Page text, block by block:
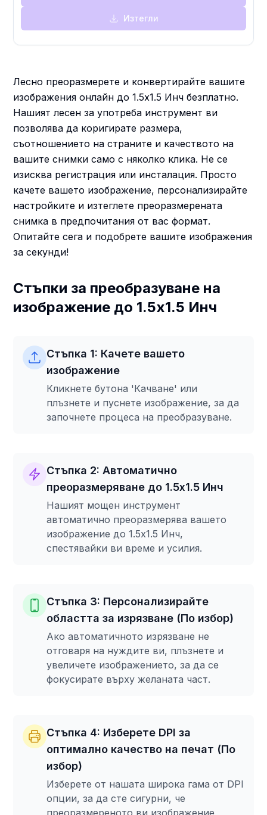
Изтегли
Лесно преоразмерете и конвертирайте вашите
изображения онлайн до 1.5x1.5 Инч безплатно.
Нашият лесен за употреба инструмент ви
позволява да коригирате размера,
съотношението на страните и качеството на
вашите снимки само с няколко клика. Не се
изисква регистрация или инсталация. Просто
качете вашето изображение, персонализирайте
настройките и изтеглете преоразмерената
снимка в предпочитания от вас формат.
Опитайте сега и подобрете вашите изображения
за секунди!
Стъпки за преобразуване на
изображение до 1.5x1.5 Инч
Стъпка 1: Качете вашето
изображение
Кликнете бутона 'Качване' или
плъзнете и пуснете изображение, за да
започнете процеса на преобразуване.
Стъпка 2: Автоматично
преоразмеряване до 1.5x1.5 Инч
Нашият мощен инструмент
автоматично преоразмерява вашето
изображение до 1.5x1.5 Инч,
спестявайки ви време и усилия.
Стъпка 3: Персонализирайте
областта за изрязване (По избор)
Ако автоматичното изрязване не
отговаря на нуждите ви, плъзнете и
увеличете изображението, за да се
фокусирате върху желаната част.
Стъпка 4: Изберете DPI за
оптимално качество на печат (По
избор)
Изберете от нашата широка гама от DPI
опции, за да сте сигурни, че
преоразмереното ви изображение